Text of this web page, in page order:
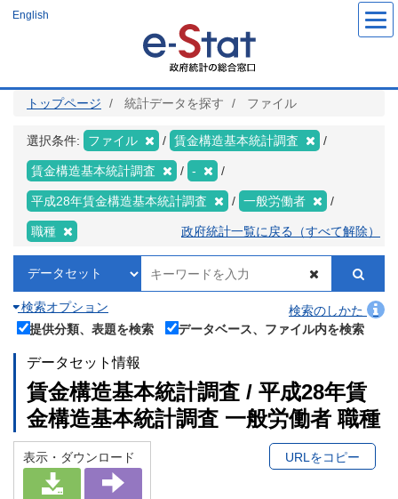
ツ
English
トップページ 統計データを探す ファイル
選択条件: ファイル 賃金構造基本統計調査
賃金構造基本統計調査 -
平成28年賃金構造基本統計調査 一般労働者
職種 政府統計一覧に戻る（すべて解除）
検索オプション
検索のしかた
提供分類、表題を検索
データベース、ファイル内を検索
データセット情報
賃金構造基本統計調査 / 平成28年賃
金構造基本統計調査 一般労働者 職種
表示・ダウンロード URLをコピー